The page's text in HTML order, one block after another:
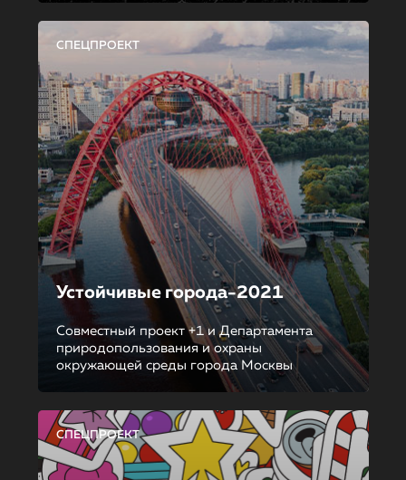
СПЕЦПРОЕКТ
Устойчивые города-2021
Совместный проект +1 и Департамента
природопользования и охраны
окружающей среды города Москвы
СПЕЦПРОЕКТ